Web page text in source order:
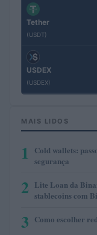
Tether
(USDT)
USDEX
(USDEX)
MAIS LIDOS
1
Cold wallets:
segurança
2 Lite Loan da
stablecoins com
3 Como escolher